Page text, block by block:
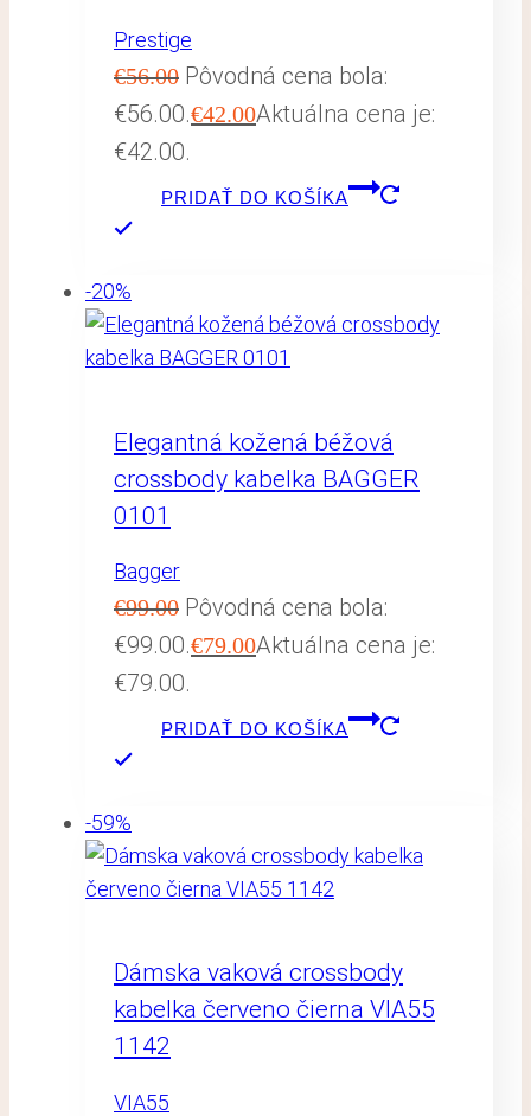
Prestige
€56.00 Pôvodná cena bola:
€56.00.€42.00Aktuálna cena je:
€42.00.
PRIDAŤ DO KOŠÍKA
-20%
Elegantná kožená béžová
crossbody kabelka BAGGER
0101
Bagger
€99.00 Pôvodná cena bola:
€99.00.€79.00Aktuálna cena je:
€79.00.
PRIDAŤ DO KOŠÍKA
-59%
Dámska vaková crossbody
kabelka červeno čierna VIA55
1142
VIA55